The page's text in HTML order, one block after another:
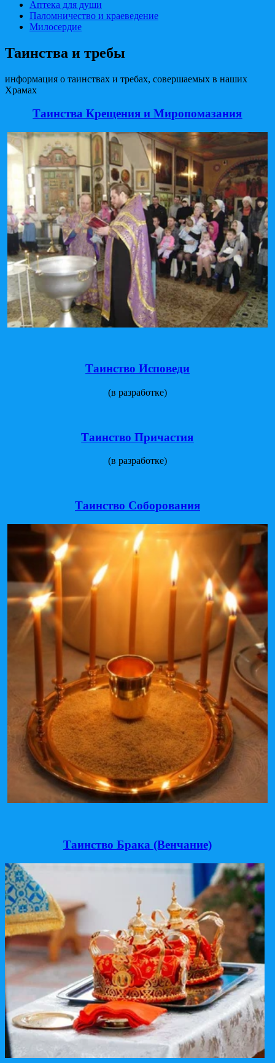
Аптека для души
Паломничество и краеведение
Милосердие
Таинства и требы
информация о таинствах и требах, совершаемых в наших
Храмах
Таинства Крещения и Миропомазания
Таинство Исповеди
(в разработке)
Таинство Причастия
(в разработке)
Таинство Соборования
Таинство Брака (Венчание)